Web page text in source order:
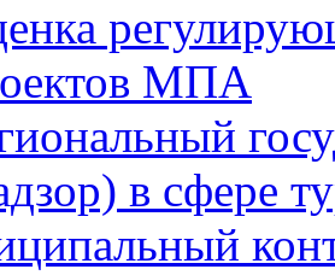
МПА
в сфере